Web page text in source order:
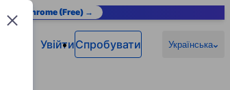
Add to Chrome (Free) →
УвійтиСпробувати Українська
Close